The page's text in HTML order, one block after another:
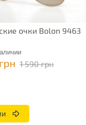
очки Bolon 9463
1 590 грн